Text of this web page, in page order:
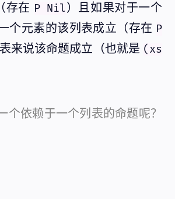
存在 P Nil）且如果对于一个
个元素的该列表成立（存在 P
来说该命题成立（也就是 (xs
依赖于一个列表的命题呢？